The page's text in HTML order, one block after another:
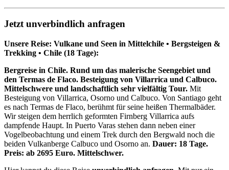
Jetzt unverbindlich anfragen
Unsere Reise: Vulkane und Seen in Mittelchile • Bergsteigen &
Trekking • Chile (18 Tage):
Bergreise in Chile. Rund um das malerische Seengebiet und
den Termas de Flaco. Besteigung von Villarrica und Calbuco.
Mittelschwere und landschaftlich sehr vielfältig Tour. Mit
Besteigung von Villarrica, Osorno und Calbuco. Von Santiago geht
es nach Termas de Flaco, berühmt für seine heißen Thermalbäder.
Wir steigen dem herrlich geformten Firnberg Villarrica aufs
dampfende Haupt. In Puerto Varas stehen dann neben einer
Vogelbeobachtung und einem Trek durch den Bergwald noch die
beiden Vulkanberge Calbuco und Osorno an. Dauer: 18 Tage.
Preis: ab 2695 Euro. Mittelschwer.